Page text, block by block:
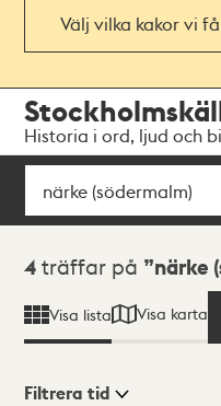
Välj vilka kakor vi
navigationen
huvudinnehållet
Historia i ord, ljud och
Sök
Sökresultat
4 träffar på närke
Visa lista Visa karta
Filtrera tid